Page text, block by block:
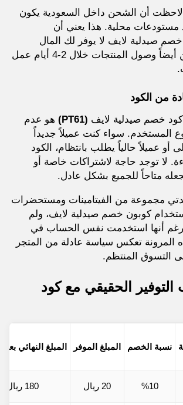
لاحظت أن الشحن داخل السعودية يكون
مستودعات محلية. هذا يعني أن
صيدلية لايف لا يوفر لك المال
فحسب، بل يضمن أيضاً وصول المنتجات خلال 2-4 أيام عمل
من الكود
كود خصم صيدلية لايف (PT61)
هو عدم
المستخدم. سواء كنت عميلاً جديداً
أو عميلاً حالياً يطلب بانتظام، الكود
لا توجد حاجة لاشتراكات خاصة أو
متاحاً للجميع بشكل عادل.
مجموعة من الفيتامينات ومستحضرات
كوبون خصم صيدلية لايف، ولم
أنها استخدمت نفس الحساب في
المرونة تعكس سياسة عادلة من المتجر
التسوق المنتظم.
الحقيقي مع كود
نسبة الخصم المبلغ الموفر المبلغ النهائي
%10 20 ريال 180 ريال